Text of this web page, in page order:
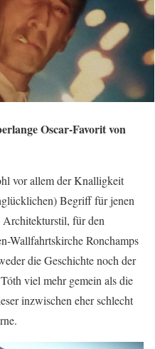
Oscar-Favorit von
vor allem der Knalligkeit
Begriff für jenen
Architekturstil, für den
Wallfahrtskirche Ronchamps
die Geschichte noch der
viel mehr gemein als die
inzwischen eher schlecht